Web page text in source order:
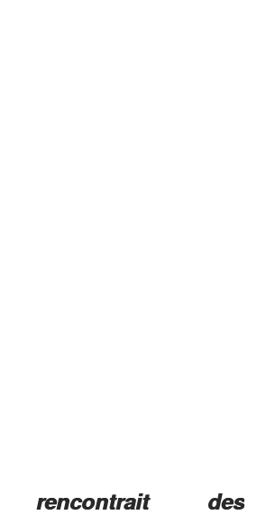
rencontrait des